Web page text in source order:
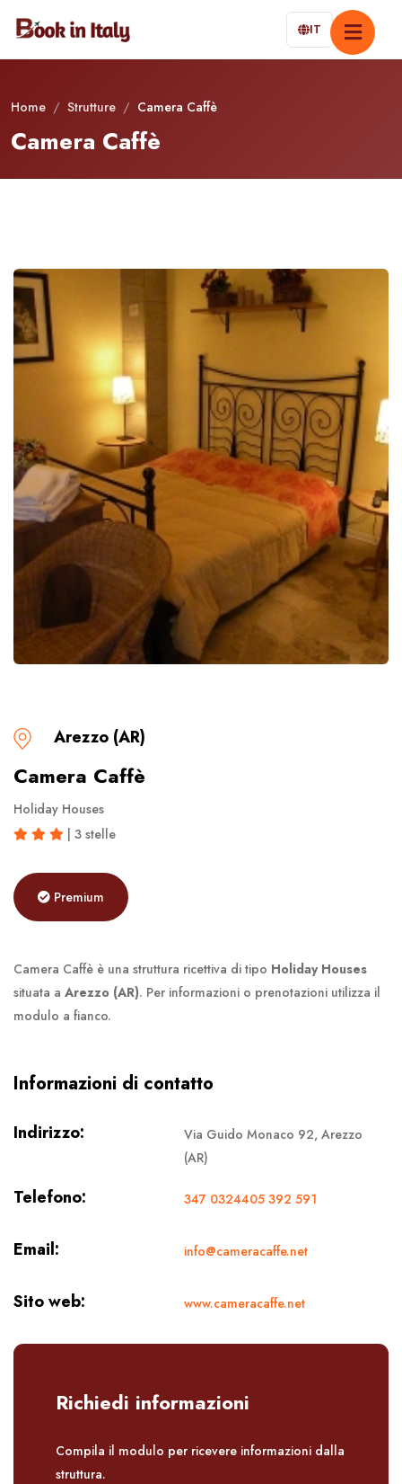
IT
Home / Strutture / Camera Caffè
Camera Caffè
Arezzo (AR)
Camera Caffè
Holiday Houses
| 3 stelle
Premium
Camera Caffè è una struttura ricettiva di tipo Holiday Houses
situata a Arezzo (AR). Per informazioni o prenotazioni utilizza il
modulo a fianco.
Informazioni di contatto
Indirizzo:
Via Guido Monaco 92, Arezzo
(AR)
Telefono: 347 0324405 392 591
Email: info@cameracaffe.net
Sito web: www.cameracaffe.net
Richiedi informazioni
Compila il modulo per ricevere informazioni dalla
struttura.